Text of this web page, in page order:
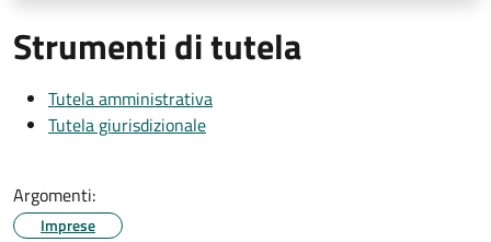
Strumenti di tutela
Tutela amministrativa
Tutela giurisdizionale
Argomenti:
Imprese